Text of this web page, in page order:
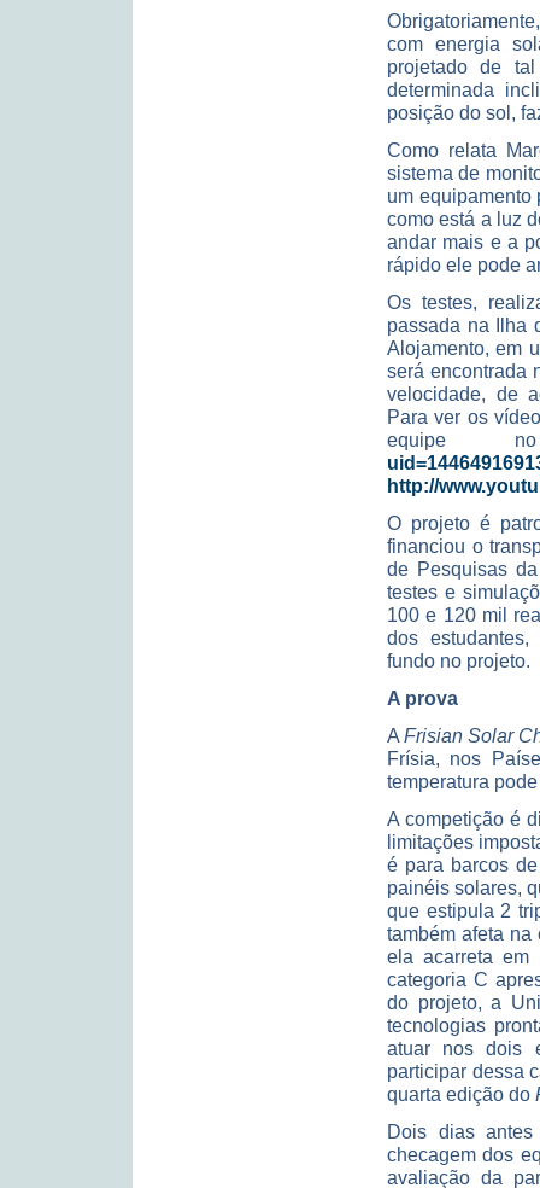
com energia
projetado de
determinada
posição do sol,
Como relata
sistema de
um equipamento
como está a luz
andar mais e a
rápido ele pode
Os testes,
passada na Ilha
Alojamento, em
será encontrada
velocidade, de
Para ver os
equipe
http://
O projeto é
financiou o
de Pesquisas
testes e
100 e 120 mil
dos
fundo no projeto.
A prova
A Frisian Solar
Frísia, nos
temperatura
A competição é
limitações
é para barcos
painéis solares,
que estipula 2
também afeta na
ela acarreta em
categoria C
do projeto, a
tecnologias
atuar nos dois
participar dessa
quarta edição do
Dois dias
checagem dos
avaliação da